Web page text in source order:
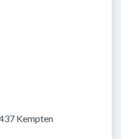
Kempten